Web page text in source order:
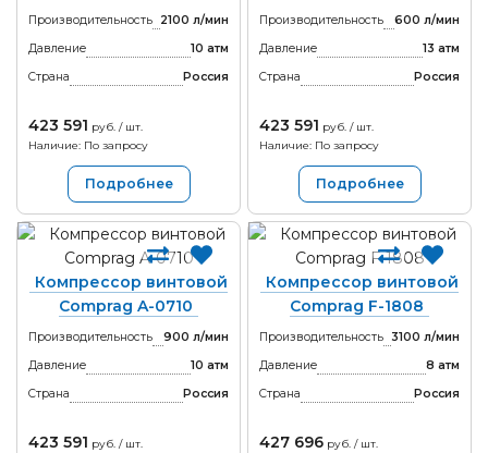
Производительность
2100 л/мин
Давление
10 атм
Страна
Россия
423 591 руб. / шт.
Наличие: По запросу
Подробнее
Производительность
600 л/мин
Давление
13 атм
Страна
Россия
423 591 руб. / шт.
Наличие: По запросу
Подробнее
Компрессор винтовой
Comprag A-0710
Производительность
900 л/мин
Давление
10 атм
Страна
Россия
423 591 руб. / шт.
Компрессор винтовой
Comprag F-1808
Производительность
3100 л/мин
Давление
8 атм
Страна
Россия
427 696 руб. / шт.